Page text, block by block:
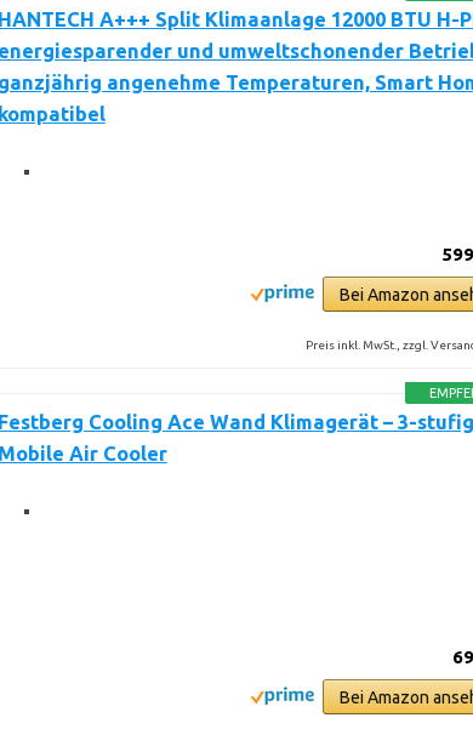
HANTECH A+++ Split Klimaanlage 12000 BTU H-
energiesparender und umweltschonender
ganzjährig angenehme Temperaturen, Smart
kompatibel
Bei Amazon
Preis inkl. MwSt., zzgl.
Festberg Cooling Ace Wand Klimagerät – 3-
Mobile Air Cooler
Bei Amazon